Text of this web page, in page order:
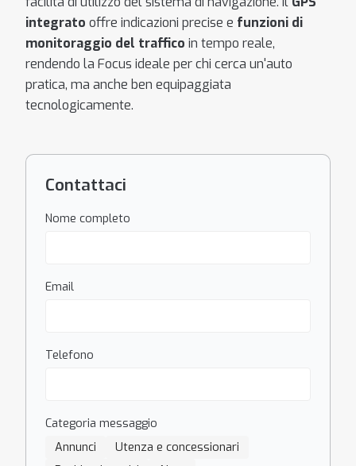
integrato offre indicazioni precise e funzioni di
monitoraggio del traffico in tempo reale,
rendendo la Focus ideale per chi cerca un'auto
pratica, ma anche ben equipaggiata
tecnologicamente.
Contattaci
Nome completo
Email
Telefono
Categoria messaggio
Annunci
Utenza e concessionari